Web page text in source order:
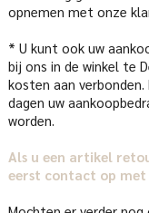
opnemen met onze
* U kunt ook uw
bij ons in de winkel te
kosten aan
dagen uw
worden.
Als u een artikel
eerst contact op met